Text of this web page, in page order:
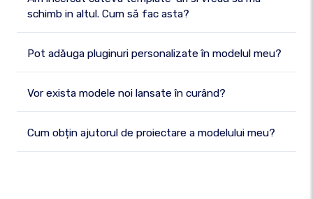
schimb in altul. Cum să fac asta?
Pot adăuga pluginuri personalizate în modelul meu?
Vor exista modele noi lansate în curând?
Cum obțin ajutorul de proiectare a modelului meu?